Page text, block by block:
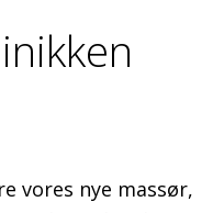
vores nye massør,